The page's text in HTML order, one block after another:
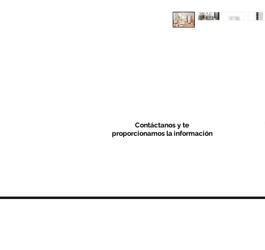
Contáctanos y te
proporcionamos la información